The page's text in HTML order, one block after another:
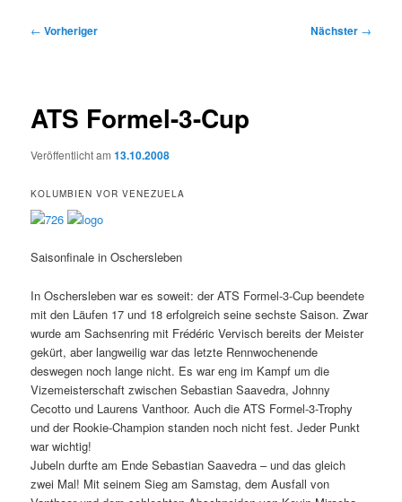
Beitragsnavigation
← Vorheriger Nächster →
ATS Formel-3-Cup
Veröffentlicht am13.10.2008
KOLUMBIEN VOR VENEZUELA
Saisonfinale in Oschersleben
In Oschersleben war es soweit: der ATS Formel-3-Cup beendete
mit den Läufen 17 und 18 erfolgreich seine sechste Saison. Zwar
wurde am Sachsenring mit Frédéric Vervisch bereits der Meister
gekürt, aber langweilig war das letzte Rennwochenende
deswegen noch lange nicht. Es war eng im Kampf um die
Vizemeisterschaft zwischen Sebastian Saavedra, Johnny
Cecotto und Laurens Vanthoor. Auch die ATS Formel-3-Trophy
und der Rookie-Champion standen noch nicht fest. Jeder Punkt
war wichtig!
Jubeln durfte am Ende Sebastian Saavedra – und das gleich
zwei Mal! Mit seinem Sieg am Samstag, dem Ausfall von